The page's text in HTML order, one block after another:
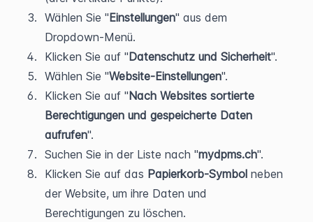
Wählen Sie "Einstellungen" aus dem
Dropdown-Menü.
Klicken Sie auf "Datenschutz und Sicherheit".
Wählen Sie "Website-Einstellungen".
Klicken Sie auf "Nach Websites sortierte
Berechtigungen und gespeicherte Daten
aufrufen".
Suchen Sie in der Liste nach "mydpms.ch".
Klicken Sie auf das Papierkorb-Symbol neben
der Website, um ihre Daten und
Berechtigungen zu löschen.